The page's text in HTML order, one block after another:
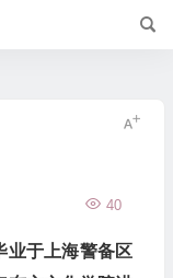
40
业于上海警备区